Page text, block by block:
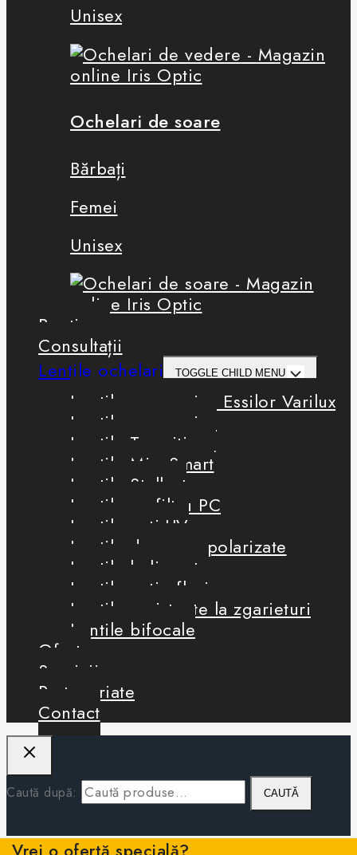
Unisex
Ochelari de soare
Bărbați
Femei
Unisex
Boutique
Consultații
Lentile ochelari
TOGGLE CHILD MENU
Lentile progresive Essilor Varilux
Lentile progresive
Lentile Transitions
Lentile MiyoSmart
Lentile Stellest
Lentile cu filtru PC
Lentile anti-UV
Lentile de soare polarizate
Lentile heliomate
Lentile antireflexie
Lentile rezistente la zgarieturi
Lentile bifocale
Oferte
Servicii
Parteneriate
Contact
Caută după: CAUTĂ